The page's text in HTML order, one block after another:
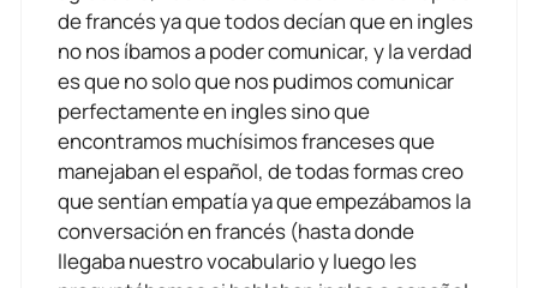
de francés ya que todos decían que en ingles
no nos íbamos a poder comunicar, y la verdad
es que no solo que nos pudimos comunicar
perfectamente en ingles sino que
encontramos muchísimos franceses que
manejaban el español, de todas formas creo
que sentían empatía ya que empezábamos la
conversación en francés (hasta donde
llegaba nuestro vocabulario y luego les